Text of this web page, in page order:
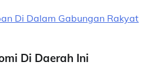
Di Dalam Gabungan Rakyat
Di Daerah Ini